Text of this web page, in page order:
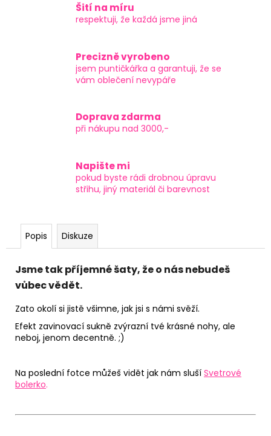
Šití na míru
respektuji, že každá jsme jiná
Precizně vyrobeno
jsem puntičkářka a garantuji, že se
vám oblečení nevypáře
Doprava zdarma
při nákupu nad 3000,-
Napište mi
pokud byste rádi drobnou úpravu
střihu, jiný materiál či barevnost
Popis Diskuze
Jsme tak příjemné šaty, že o nás nebudeš
vůbec vědět.
Zato okolí si jistě všimne, jak jsi s námi svěží.
Efekt zavinovací sukně zvýrazní tvé krásné nohy, ale
neboj, jenom decentně. ;)
Na poslední fotce můžeš vidět jak nám sluší Svetrové
bolerko.